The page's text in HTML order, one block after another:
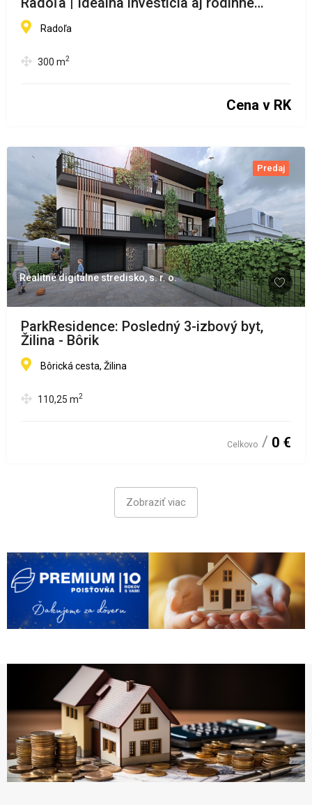
bývanie
Radoľa
300 m2
Cena v RK
Predaj
Realitné digitálne stredisko, s. r. o.
ParkResidence: Posledný 3-izbový byt,
Žilina - Bôrik
Bôrická cesta, Žilina
110,25 m2
Celkovo 0 €
Zobraziť viac